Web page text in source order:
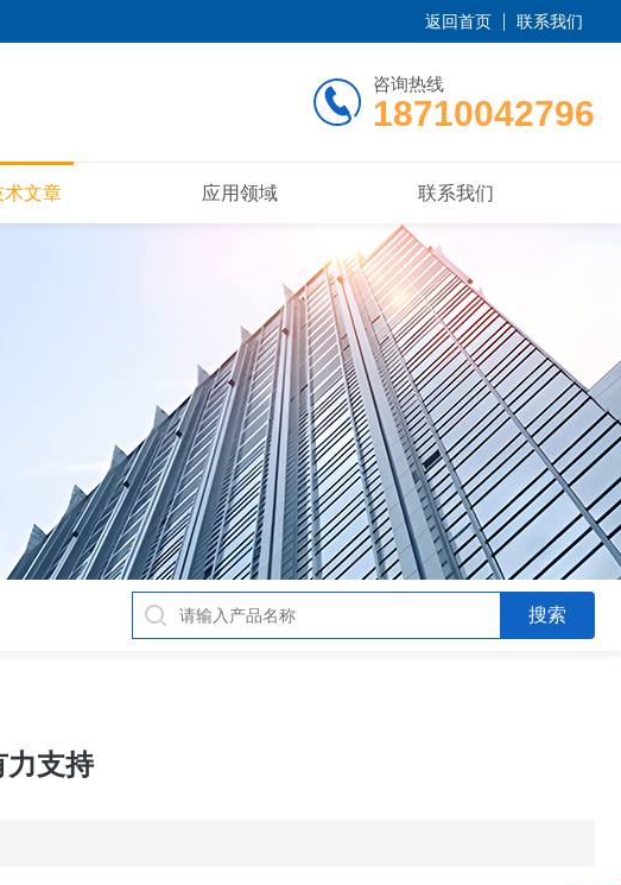
返回首页 联系我们
咨询热线
18710042796
术文章 应用领域 联系我们
力支持